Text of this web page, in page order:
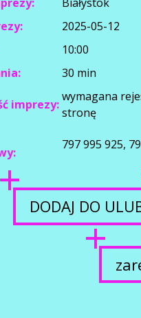
2025-05-12
10:00
30 min
imprezy:
wymagana
stronę
797 995 925,
DODAJ DO